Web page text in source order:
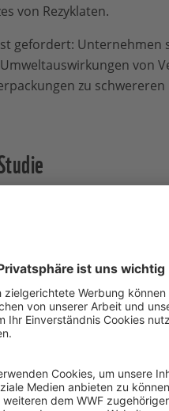
von Rezyklaten.
gefordert:
von
zu
ifeu – Institut für
von etablierten
Gräser, Silphie und
neuere Ansätze wie
– wurden bewertet.
anhand von drei
Parallel
in Deutschland bis